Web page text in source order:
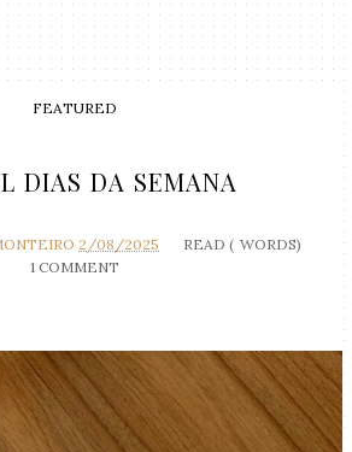
FEATURED
DIAS DA SEMANA
2/08/2025 READ ( WORDS)
1 COMMENT